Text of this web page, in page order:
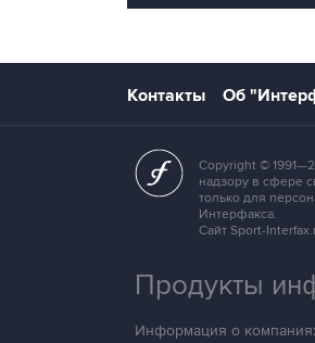
Контакты Об
Copyright ©
надзору в сфере
только для
Интерфакса.
Сайт Sport-
Продукты
Информация о